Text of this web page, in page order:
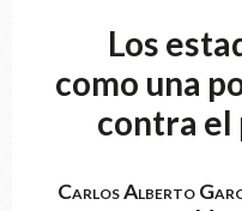
Los
como una
contra el
Carlos Alberto